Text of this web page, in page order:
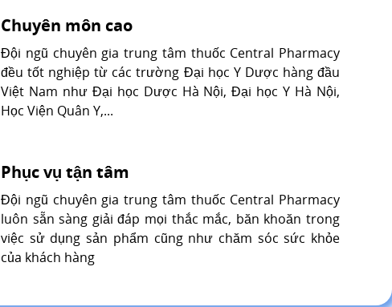
Chuyên môn cao
Đội ngũ chuyên gia trung tâm thuốc Central Pharmacy
đều tốt nghiệp từ các trường Đại học Y Dược hàng đầu
Việt Nam như Đại học Dược Hà Nội, Đại học Y Hà Nội,
Học Viện Quân Y,...
Phục vụ tận tâm
Đội ngũ chuyên gia trung tâm thuốc Central Pharmacy
luôn sẵn sàng giải đáp mọi thắc mắc, băn khoăn trong
việc sử dụng sản phẩm cũng như chăm sóc sức khỏe
của khách hàng